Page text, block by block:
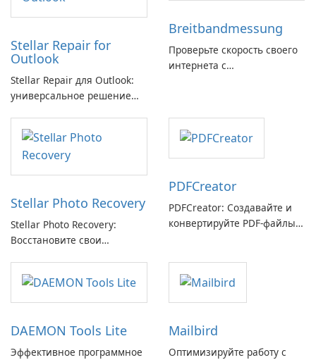
Stellar Repair for
Outlook
Stellar Repair для Outlook:
универсальное решение
электронной почты
Breitbandmessung
Проверьте скорость своего
интернета с
Stellar Photo Recovery
Stellar Photo Recovery:
Восстановите свои
с легкостью
PDFCreator
PDFCreator: Создавайте и
конвертируйте PDF-файлы с
DAEMON Tools Lite
Эффективное программное
Mailbird
Оптимизируйте работу с